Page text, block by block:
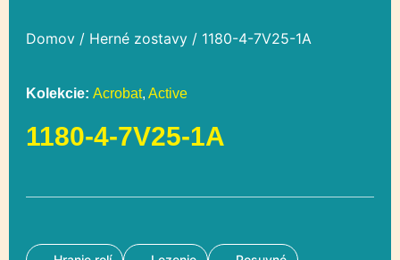
Domov / Herné zostavy / 1180-4-7V25-1A
Kolekcie: Acrobat, Active
1180-4-7V25-1A